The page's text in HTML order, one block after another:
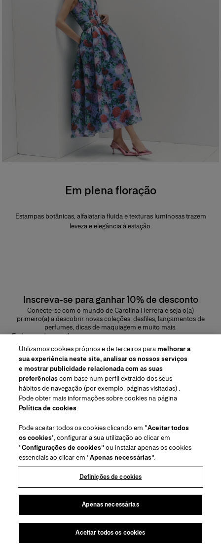
Em plena floração
Estampas botânicas, alfaiataria fluida e texturas luminosas trazem
leveza e elegância à estação.
Inscreva-se para ganhar 10% de desconto
Conecte-se com o mundo de Carolina Herrera e seja o(a)
primeiro(a) a descobrir novas coleções, desfiles, lançamentos de
perfumes, dicas de maquiagem e muito mais.
Endereço de e-mail
ENVIAR
Região/Idioma
Atendimiento ao cliente
Encontrar uma loja
Fale conosco
Envios e devoluções de Beleza
Envios e Devoluções de Moda
Acompanhe seu pedido
Serviço para embalagem para presente
Centro de preferências
Sobre nós
House of Herrera
Carolina Herrera for Women in the Arts
Puig
(abre em uma nova guia)
chcarolinaherrera.com
(abre em uma nova guia)
Termos e Condições
Beauty Termos e Condições de Venda
Moda Termos e Condições de Venda
VTO Data Processing Notice
Política de Privacidade
Política de cookies
Direitos de autor 2026 Carolina Herrera
Utilizamos cookies próprios e de terceiros paramelhorar a
sua experiência neste site, analisar os nossos serviços
e mostrar publicidade relacionada com as suas
preferênciascom base num perfil extraído dos seus
hábitos de navegação (por exemplo, páginas visitadas) .
Pode obter mais informações sobre cookies na página
Política de cookies.
Pode aceitar todos os cookies clicando em "Aceitar todos
os cookies", configurar a sua utilização ao clicar em
"Configurações de cookies" ou instalar apenas os cookies
essenciais ao clicar em "Apenas necessárias".
Definições de cookies
Apenas necessárias
Aceitar todos os cookies